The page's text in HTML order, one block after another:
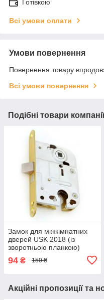
Готівкою
Всі умови оплати
Умови повернення
Повернення товару
Всі умови повернення
Подібні товари
Замок для міжкімнатних
дверей USK 2018 (із
зворотньою планкою)
94 ₴ 150 ₴
Акційні пропозиції та